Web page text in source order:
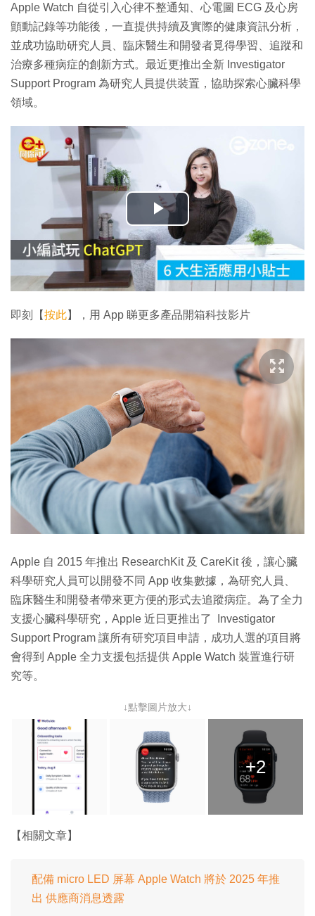
Apple Watch 自從引入心律不整通知、心電圖 ECG 及心房
顫動記錄等功能後，一直提供持續及實際的健康資訊分析，
並成功協助研究人員、臨床醫生和開發者覓得學習、追蹤和
治療多種病症的創新方式。最近更推出全新 Investigator
Support Program 為研究人員提供裝置，協助探索心臟科學
領域。
播
放
影
片
即刻【按此】，用 App 睇更多產品開箱科技影片
Apple 自 2015 年推出 ResearchKit 及 CareKit 後，讓心臟
科學研究人員可以開發不同 App 收集數據，為研究人員、
臨床醫生和開發者帶來更方便的形式去追蹤病症。為了全力
支援心臟科學研究，Apple 近日更推出了 Investigator
Support Program 讓所有研究項目申請，成功人選的項目將
會得到 Apple 全力支援包括提供 Apple Watch 裝置進行研
究等。
↓點擊圖片放大↓
+2
【相關文章】
配備 micro LED 屏幕 Apple Watch 將於 2025 年推
出 供應商消息透露